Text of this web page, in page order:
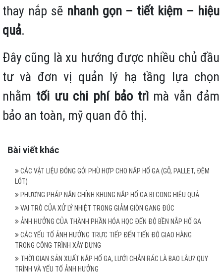
thay nắp sẽ nhanh gọn – tiết kiệm – hiệu
quả.
Đây cũng là xu hướng được nhiều chủ đầu
tư và đơn vị quản lý hạ tầng lựa chọn
nhằm tối ưu chi phí bảo trìmà vẫn đảm
bảo an toàn, mỹ quan đô thị.
Bài viết khác
CÁC VẬT LIỆU ĐÓNG GÓI PHÙ HỢP CHO NẮP HỐ GA (GỖ, PALLET, ĐỆM
LÓT)
PHƯƠNG PHÁP NẮN CHỈNH KHUNG NẮP HỐ GA BỊ CONG HIỆU QUẢ
VAI TRÒ CỦA XỬ LÝ NHIỆT TRONG GIẢM GIÒN GANG ĐÚC
ẢNH HƯỞNG CỦA THÀNH PHẦN HÓA HỌC ĐẾN ĐỘ BỀN NẮP HỐ GA
CÁC YẾU TỐ ẢNH HƯỞNG TRỰC TIẾP ĐẾN TIẾN ĐỘ GIAO HÀNG
TRONG CÔNG TRÌNH XÂY DỰNG
THỜI GIAN SẢN XUẤT NẮP HỐ GA, LƯỚI CHẮN RÁC LÀ BAO LÂU? QUY
TRÌNH VÀ YẾU TỐ ẢNH HƯỞNG